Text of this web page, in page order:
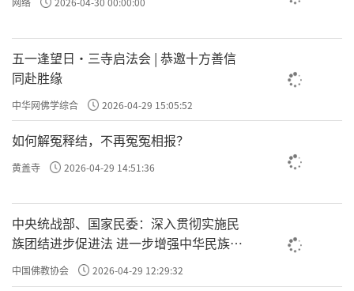
五一逢望日・三寺启法会 | 恭邀十方善信
同赴胜缘
中华网佛学综合 2026-04-29 15:05:52
如何解冤释结，不再冤冤相报？
黄盖寺 2026-04-29 14:51:36
中央统战部、国家民委：深入贯彻实施民
族团结进步促进法 进一步增强中华民族凝
聚力向心力
中国佛教协会 2026-04-29 12:29:32